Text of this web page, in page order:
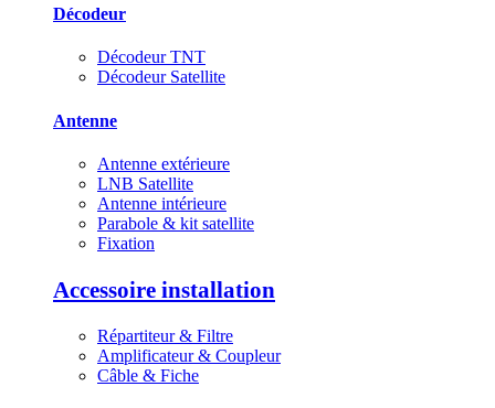
Décodeur
Décodeur TNT
Décodeur Satellite
Antenne
Antenne extérieure
LNB Satellite
Antenne intérieure
Parabole & kit satellite
Fixation
Accessoire installation
Répartiteur & Filtre
Amplificateur & Coupleur
Câble & Fiche